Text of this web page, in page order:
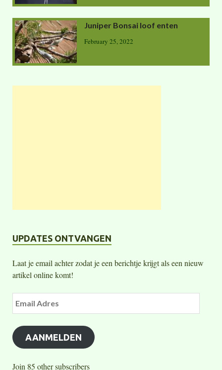
Juniper Bonsai loof enten
February 25, 2022
UPDATES ONTVANGEN
Laat je email achter zodat je een berichtje krijgt als een nieuw
artikel online komt!
AANMELDEN
Join 85 other subscribers